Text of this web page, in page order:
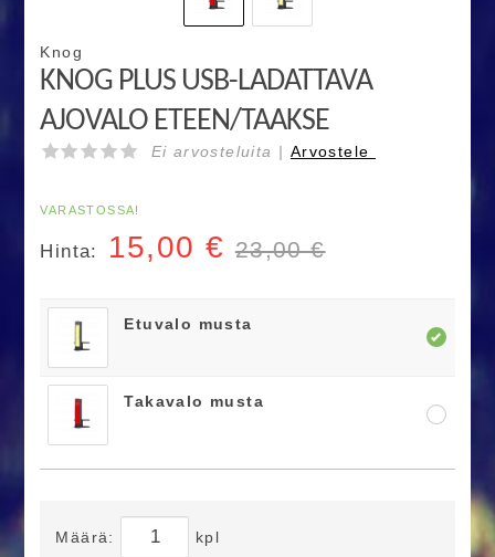
Knog
KNOG PLUS USB-LADATTAVA
AJOVALO ETEEN/TAAKSE
Ei arvosteluita | Arvostele
VARASTOSSA!
Hinta: 15,00 € 23,00 €
Etuvalo musta
Takavalo musta
Määrä: kpl